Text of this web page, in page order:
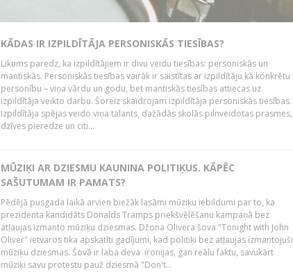
KĀDAS IR IZPILDĪTĀJA PERSONISKĀS TIESĪBAS?
Likums paredz, ka izpildītājiem ir divu veidu tiesības: personiskās un
mantiskās. Personiskās tiesības vairāk ir saistītas ar izpildītāju kā konkrētu
personību – viņa vārdu un godu, bet mantiskās tiesības attiecas uz
izpildītāja veikto darbu. Šoreiz skaidrojam izpildītāja personiskās tiesības.
Izpildītāja spējas veido viņa talants, dažādās skolās pilnveidotas prasmes,
dzīves pieredze un citi...
MŪZIĶI AR DZIESMU KAUNINA POLITIĶUS. KĀPĒC
SAŠUTUMAM IR PAMATS?
Pēdējā pusgada laikā arvien biežāk lasāmi mūziķu iebildumi par to, ka
prezidenta kandidāts Donalds Tramps priekšvēlēšanu kampaņā bez
atļaujas izmanto mūziķu dziesmas. Džona Olivera šova "Tonight with John
Oliver" ietvaros tika apskatīti gadījumi, kad politiķi bez atļaujas izmantojuši
mūziķu dziesmas. Šovā ir laba deva ironijas, gan reālu faktu, savukārt
mūziķi savu protestu pauž dziesmā "Don't...